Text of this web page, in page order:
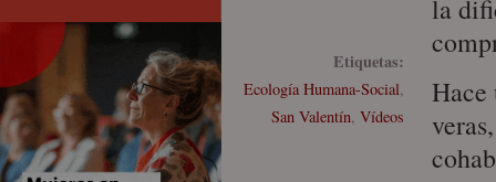
Etiquetas:
Ecología Humana-Social,
San Valentín, Vídeos
la
Hace